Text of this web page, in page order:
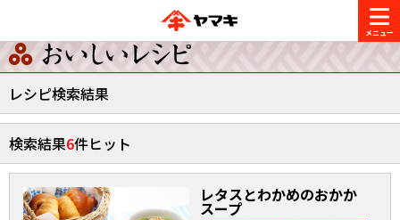
商品情報
ブランド一覧
レシピ
おいしいレシピを探す
かつお節・だしを楽しむ
レシピ検索結果
検索結果6件ヒット
レタスとわかめのおかか
スープ